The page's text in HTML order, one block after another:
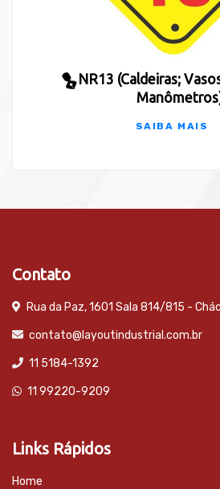
NR13 (Caldeiras;
SAIBA MAIS
Contato
Rua da Paz, 1601 Sala 814/815 -
contato@layoutindustrial.com.br
11 5184-1392
11 99220-9209
Links Rápidos
Home